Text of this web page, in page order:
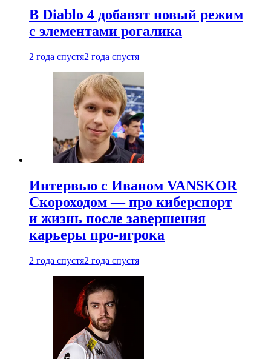
В Diablo 4 добавят новый режим
с элементами рогалика
2 года спустя2 года спустя
Интервью с Иваном VANSKOR
Скороходом — про киберспорт
и жизнь после завершения
карьеры про-игрока
2 года спустя2 года спустя